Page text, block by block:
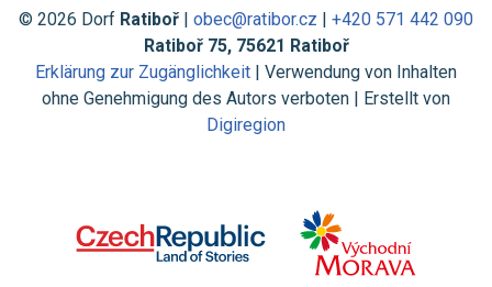
© 2026 Dorf Ratiboř | obec@ratibor.cz | +420 571 442 090
Ratiboř 75, 75621 Ratiboř
Erklärung zur Zugänglichkeit | Verwendung von Inhalten
ohne Genehmigung des Autors verboten | Erstellt von
Digiregion